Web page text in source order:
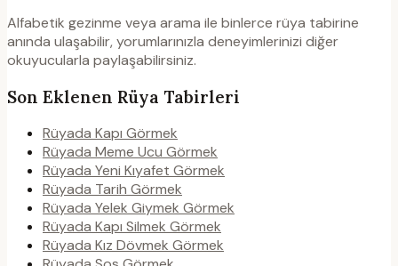
Alfabetik gezinme veya arama ile binlerce rüya tabirine
anında ulaşabilir, yorumlarınızla deneyimlerinizi diğer
okuyucularla paylaşabilirsiniz.
Son Eklenen Rüya Tabirleri
Rüyada Kapı Görmek
Rüyada Meme Ucu Görmek
Rüyada Yeni Kıyafet Görmek
Rüyada Tarih Görmek
Rüyada Yelek Giymek Görmek
Rüyada Kapı Silmek Görmek
Rüyada Kız Dövmek Görmek